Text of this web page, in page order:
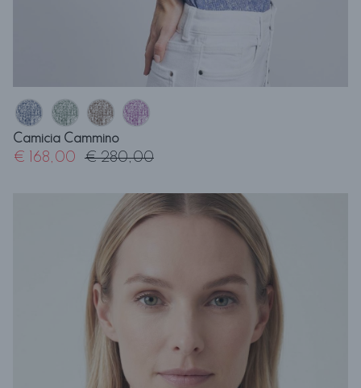
Camicia Cammino
€ 168,00 € 280,00